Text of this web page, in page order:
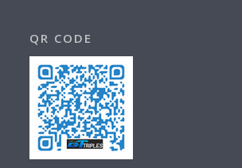
QR CODE